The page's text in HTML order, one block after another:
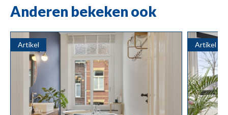
Anderen bekeken ook
Artikel Artikel